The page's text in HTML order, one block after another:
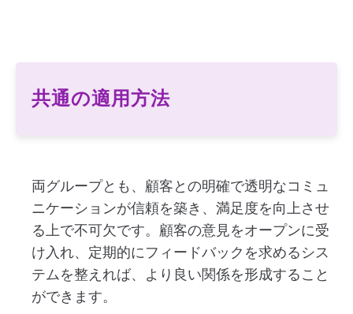
共通の適用方法
両グループとも、顧客との明確で透明なコミュ
ニケーションが信頼を築き、満足度を向上させ
る上で不可欠です。顧客の意見をオープンに受
け入れ、定期的にフィードバックを求めるシス
テムを整えれば、より良い関係を形成すること
ができます。